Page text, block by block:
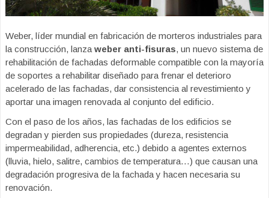
Weber, líder mundial en fabricación de morteros industriales para
la construcción, lanza weber anti-fisuras, un nuevo sistema de
rehabilitación de fachadas deformable compatible con la mayoría
de soportes a rehabilitar diseñado para frenar el deterioro
acelerado de las fachadas, dar consistencia al revestimiento y
aportar una imagen renovada al conjunto del edificio.
Con el paso de los años, las fachadas de los edificios se
degradan y pierden sus propiedades (dureza, resistencia
impermeabilidad, adherencia, etc.) debido a agentes externos
(lluvia, hielo, salitre, cambios de temperatura…) que causan una
degradación progresiva de la fachada y hacen necesaria su
renovación.